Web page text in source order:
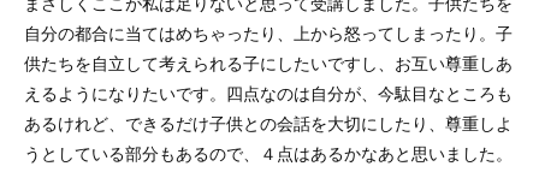
自分の都合に当てはめちゃったり、上から怒ってしまったり。子
供たちを自立して考えられる子にしたいですし、お互い尊重しあ
えるようになりたいです。四点なのは自分が、今駄目なところも
あるけれど、できるだけ子供との会話を大切にしたり、尊重しよ
うとしている部分もあるので、４点はあるかなあと思いました。